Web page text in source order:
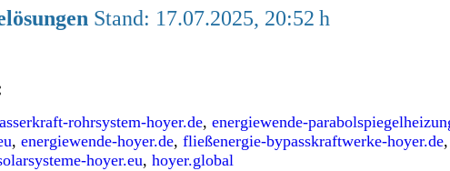
Stand: 17.07.2025, 20:52 h
rohrsystem-hoyer.de, energiewende-
, energiewende-hoyer.de, fließenergie-bypasskraftwerke-hoyer.de,
hoyer.eu, hoyer.global